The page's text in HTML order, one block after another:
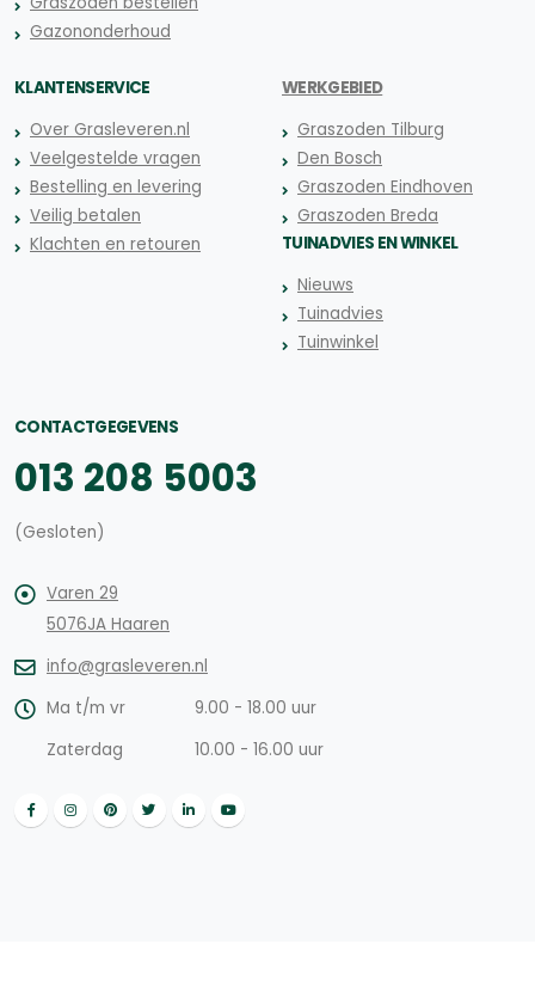
Gazononderhoud
KLANTENSERVICE
Over Grasleveren.nl
Veelgestelde vragen
Bestelling en levering
Veilig betalen
Klachten en retouren
WERKGEBIED
Graszoden Tilburg
Den Bosch
Graszoden Eindhoven
Graszoden Breda
TUINADVIES EN WINKEL
Nieuws
Tuinadvies
Tuinwinkel
CONTACTGEGEVENS
013 208 5003
(Gesloten)
Varen 29
5076JA Haaren
info@grasleveren.nl
Ma t/m vr
9.00 - 18.00 uur
Zaterdag
10.00 - 16.00 uur